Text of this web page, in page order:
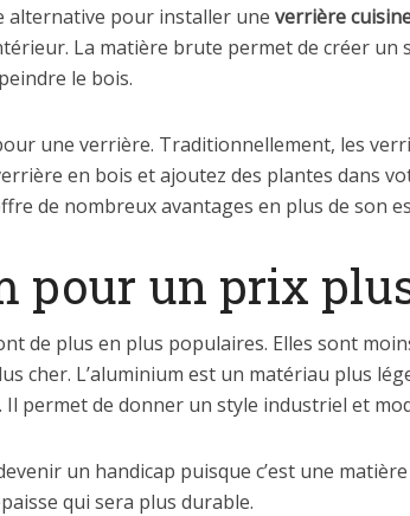
alternative pour installer une verrière
La matière brute permet de créer un
le bois.
une verrière. Traditionnellement, les
en bois et ajoutez des plantes dans
de nombreux avantages en plus de son
pour un prix
de plus en plus populaires. Elles sont
cher. L’aluminium est un matériau plus
permet de donner un style industriel et
un handicap puisque c’est une
qui sera plus durable.